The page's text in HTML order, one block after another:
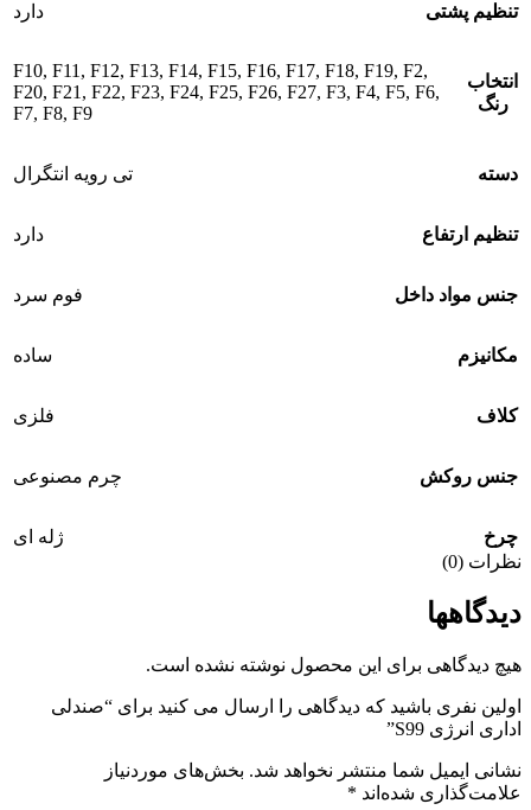
تنظیم پشتی دارد
انتخاب
رنگ
F10, F11 , F12, F13, F14, F15, F16, F17, F18, F19, F2,
F20, F21 , F22, F23, F24, F25, F26, F27, F3, F4, F5, F6,
F7, F8, F9
دسته تی رویه انتگرال
تنظیم ارتفاع دارد
جنس مواد داخل فوم سرد
مکانیزم ساده
کلاف فلزی
جنس روکش چرم مصنوعی
چرخ
ژله ای
نظرات (0)
دیدگاهها
هیچ دیدگاهی برای این محصول نوشته نشده است.
اولین نفری باشید که دیدگاهی را ارسال می کنید برای “صندلی
اداری انرژی S99”
نشانی ایمیل شما منتشر نخواهد شد. بخش‌های موردنیاز
علامت‌گذاری شده‌اند *